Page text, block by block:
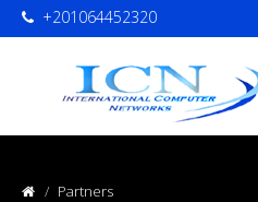
+201064452320
Partners